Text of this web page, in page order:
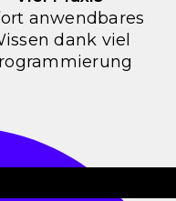
anwendbares
dank viel